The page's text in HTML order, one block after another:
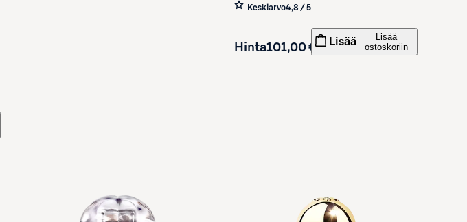
Keskiarvo4,8 / 5
Hinta101,00 € Lisää
Lisää
ostoskoriin